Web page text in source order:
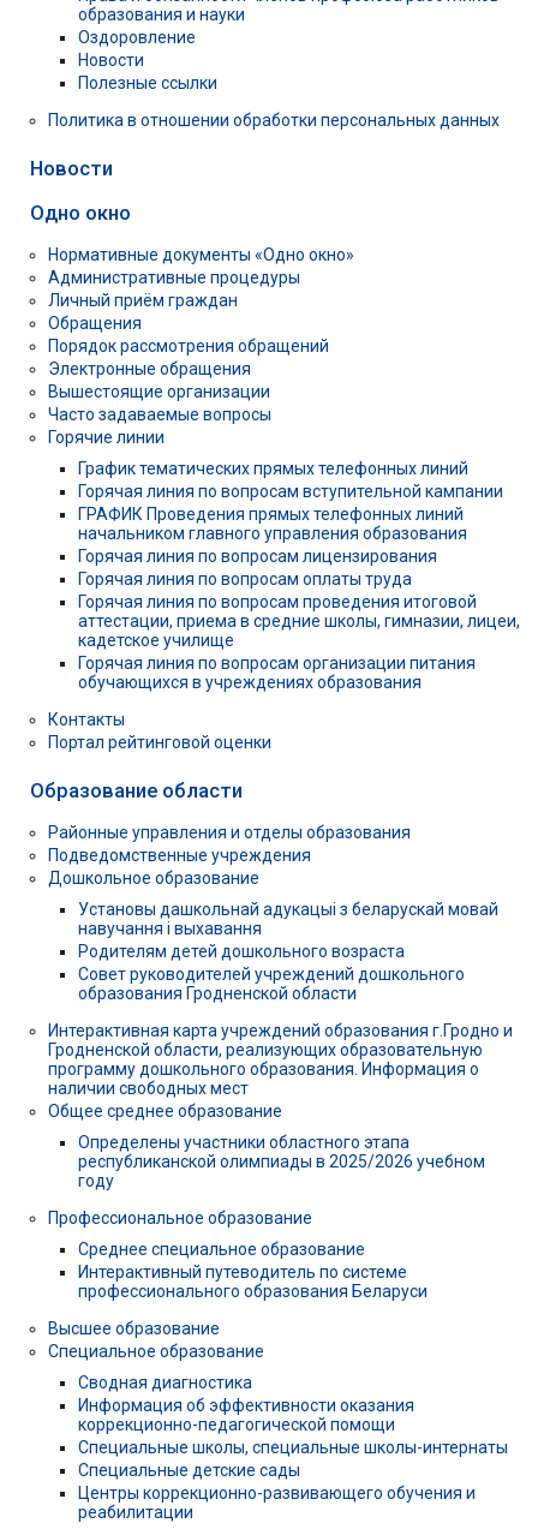
образования и науки
Оздоровление
Новости
Полезные ссылки
Политика в отношении обработки персональных данных
Новости
Одно окно
Нормативные документы «Одно окно»
Административные процедуры
Личный приём граждан
Обращения
Порядок рассмотрения обращений
Электронные обращения
Вышестоящие организации
Часто задаваемые вопросы
Горячие линии
График тематических прямых телефонных линий
Горячая линия по вопросам вступительной кампании
ГРАФИК Проведения прямых телефонных линий
начальником главного управления образования
Горячая линия по вопросам лицензирования
Горячая линия по вопросам оплаты труда
Горячая линия по вопросам проведения итоговой
аттестации, приема в средние школы, гимназии, лицеи,
кадетское училище
Горячая линия по вопросам организации питания
обучающихся в учреждениях образования
Контакты
Портал рейтинговой оценки
Образование области
Районные управления и отделы образования
Подведомственные учреждения
Дошкольное образование
Установы дашкольнай адукацыі з беларускай мовай
навучання і выхавання
Родителям детей дошкольного возраста
Совет руководителей учреждений дошкольного
образования Гродненской области
Интерактивная карта учреждений образования г.Гродно и
Гродненской области, реализующих образовательную
программу дошкольного образования. Информация о
наличии свободных мест
Общее среднее образование
Определены участники областного этапа
республиканской олимпиады в 2025/2026 учебном
году
Профессиональное образование
Среднее специальное образование
Интерактивный путеводитель по системе
профессионального образования Беларуси
Высшее образование
Специальное образование
Сводная диагностика
Информация об эффективности оказания
коррекционно-педагогической помощи
Специальные школы, специальные школы-интернаты
Специальные детские сады
Центры коррекционно-развивающего обучения и
реабилитации